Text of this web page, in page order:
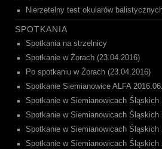
Nierzetelny test okularów
SPOTKANIA
Spotkania na strzelnicy
Spotkanie w Żorach (23.04.2016)
Po spotkaniu w Żorach (23.04.2016)
Spotkanie Siemianowice ALFA
Spotkanie w Siemianowicach Śląskich
Spotkanie w Siemianowicach Śląskich
Spotkanie w Siemianowicach Śląskich
Spotkanie w Siemianowicach Śląskich